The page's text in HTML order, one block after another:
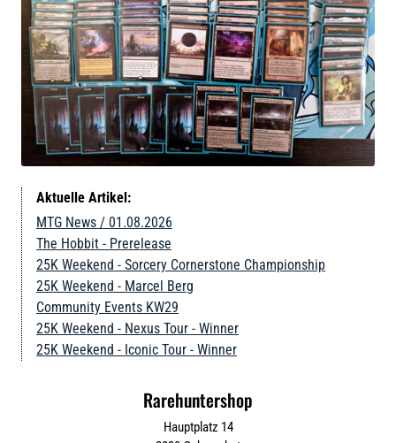
Aktuelle Artikel:
MTG News / 01.08.2026
The Hobbit - Prerelease
25K Weekend - Sorcery Cornerstone Championship
25K Weekend - Marcel Berg
Community Events KW29
25K Weekend - Nexus Tour - Winner
25K Weekend - Iconic Tour - Winner
Rarehuntershop
Hauptplatz 14